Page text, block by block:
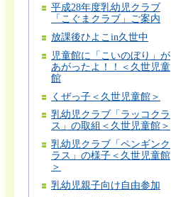
平成28年度乳幼児クラブ
「こぐまクラブ」ご案内
放課後ひよこin久世中
児童館に「こいのぼり」が
あがったよ！！＜久世児童
館
くぜっ子＜久世児童館＞
乳幼児クラブ「ラッコクラ
ス」の取組＜久世児童館＞
乳幼児クラブ「ペンギンク
ラス」の様子＜久世児童館
＞
乳幼児親子向け自由参加